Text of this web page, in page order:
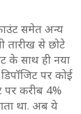
समेत अन्य
तारीख से छोटे
के साथ ही नया
पर कोई
पर करीब 4%
था. अब ये